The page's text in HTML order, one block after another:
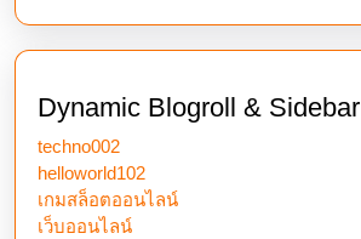
Dynamic Blogroll & Sidebar
techno002
helloworld102
เกมสล็อตออนไลน์
เว็บออนไลน์